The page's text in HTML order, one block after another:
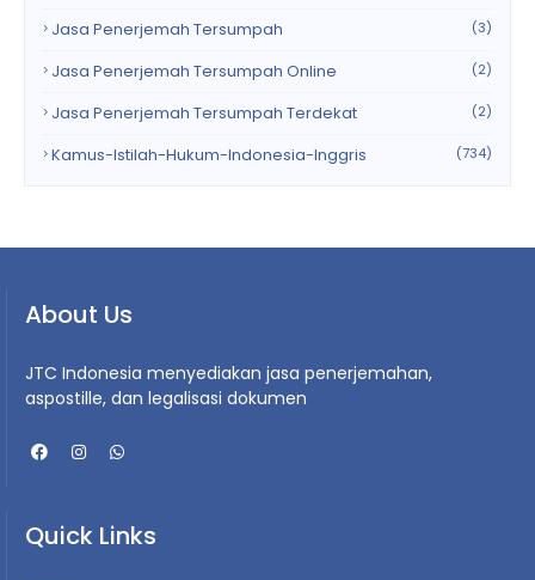
Jasa Penerjemah Tersumpah (3)
Jasa Penerjemah Tersumpah Online (2)
Jasa Penerjemah Tersumpah Terdekat (2)
Kamus-Istilah-Hukum-Indonesia-Inggris (734)
About Us
JTC Indonesia menyediakan jasa penerjemahan,
aspostille, dan legalisasi dokumen
Quick Links